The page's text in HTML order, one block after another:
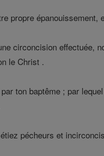
propre
circoncision effectuée,
le Christ .
ton baptême ; par
pécheurs et